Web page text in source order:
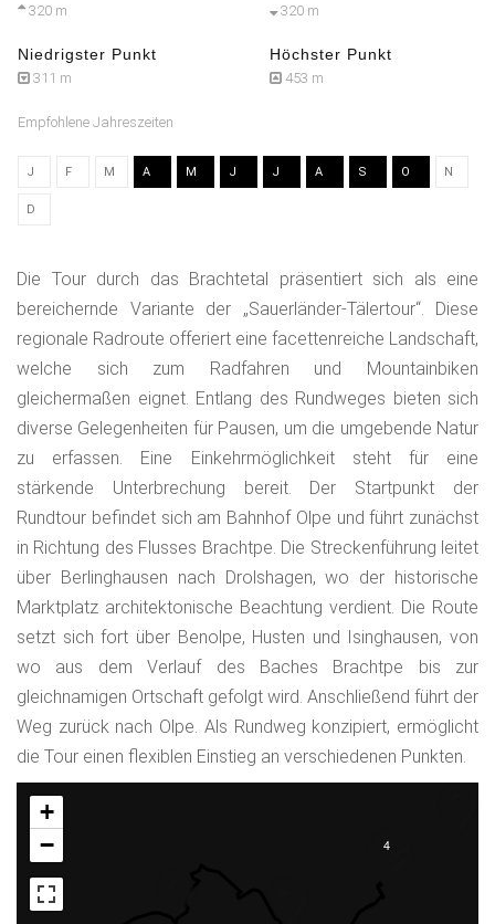
320 m 320 m
Niedrigster Punkt
311 m
Höchster Punkt
453 m
Empfohlene Jahreszeiten
J F M A M J J A S O N
D
Die Tour durch das Brachtetal präsentiert sich als eine
bereichernde Variante der „Sauerländer-Tälertour“. Diese
regionale Radroute offeriert eine facettenreiche Landschaft,
welche sich zum Radfahren und Mountainbiken
gleichermaßen eignet. Entlang des Rundweges bieten sich
diverse Gelegenheiten für Pausen, um die umgebende Natur
zu erfassen. Eine Einkehrmöglichkeit steht für eine
stärkende Unterbrechung bereit. Der Startpunkt der
Rundtour befindet sich am Bahnhof Olpe und führt zunächst
in Richtung des Flusses Brachtpe. Die Streckenführung leitet
über Berlinghausen nach Drolshagen, wo der historische
Marktplatz architektonische Beachtung verdient. Die Route
setzt sich fort über Benolpe, Husten und Isinghausen, von
wo aus dem Verlauf des Baches Brachtpe bis zur
gleichnamigen Ortschaft gefolgt wird. Anschließend führt der
Weg zurück nach Olpe. Als Rundweg konzipiert, ermöglicht
die Tour einen flexiblen Einstieg an verschiedenen Punkten.
4
+
−